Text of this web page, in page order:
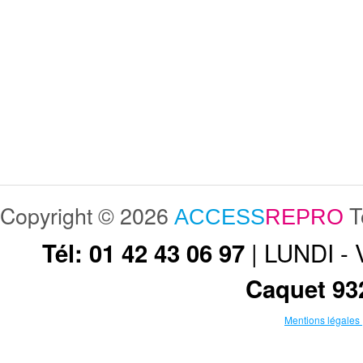
Copyright © 2026 ACCESSREPRO
Tél: 01 42 43 06 97 | LUNDI -
Caquet
Mentions légales